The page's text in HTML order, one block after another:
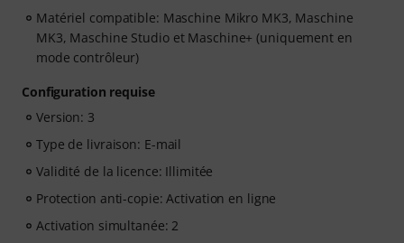
Matériel compatible: Maschine Mikro MK3, Maschine
MK3, Maschine Studio et Maschine+ (uniquement en
mode contrôleur)
Configuration requise
Version: 3
Type de livraison: E-mail
Validité de la licence: Illimitée
Protection anti-copie: Activation en ligne
Activation simultanée: 2